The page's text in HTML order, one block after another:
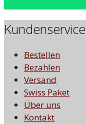
Bestellen
Bezahlen
Versand
Swiss Paket
Über uns
Kontakt